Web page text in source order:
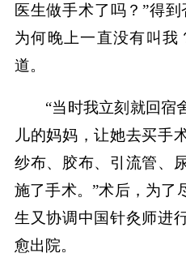
医生做手术了吗？”得
为何晚上一直没有叫我
道。
“当时我立刻就回宿
儿的妈妈，让她去买手
纱布、胶布、引流管、
施了手术。”术后，为了
生又协调中国针灸师进
愈出院。